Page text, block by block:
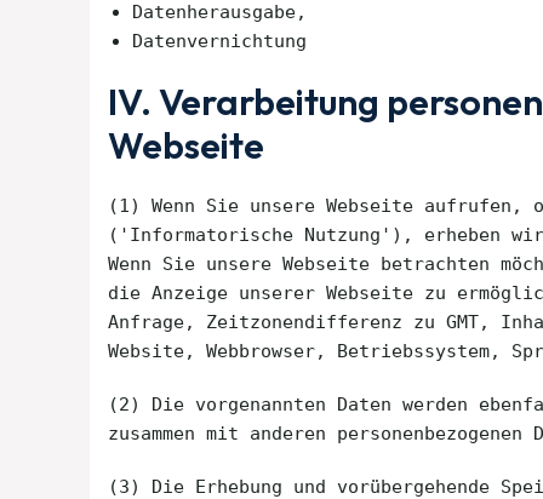
Datenherausgabe,
Datenvernichtung
IV. Verarbeitung
Webseite
(1) Wenn Sie unsere Webseite aufrufen,
('Informatorische Nutzung'), erheben
Wenn Sie unsere Webseite betrachten
die Anzeige unserer Webseite zu
Anfrage, Zeitzonendifferenz zu GMT,
Website, Webbrowser, Betriebssystem,
(2) Die vorgenannten Daten werden
zusammen mit anderen
(3) Die Erhebung und vorübergehende